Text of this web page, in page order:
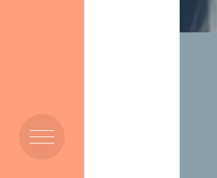
Mission et Vision